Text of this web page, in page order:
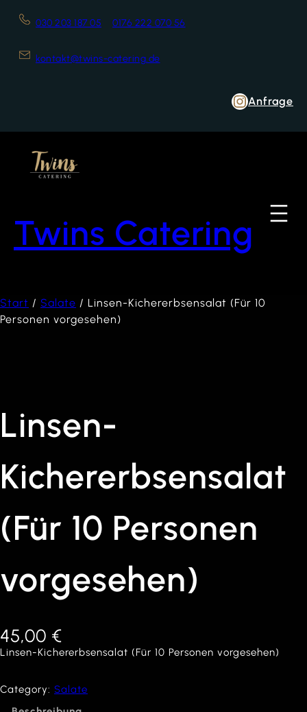
030 203 187 05 0176 222 070 56
kontakt@twins-catering.de
Anfrage
Twins Catering
Start / Salate / Linsen-Kichererbsensalat (Für 10
Personen vorgesehen)
Linsen-
Kichererbsensalat
(Für 10 Personen
vorgesehen)
45,00 €
Linsen-Kichererbsensalat (Für 10 Personen vorgesehen)
Category: Salate